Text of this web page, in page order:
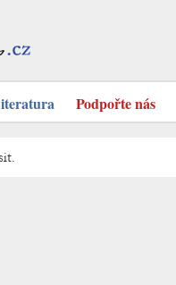
Podpořte nás